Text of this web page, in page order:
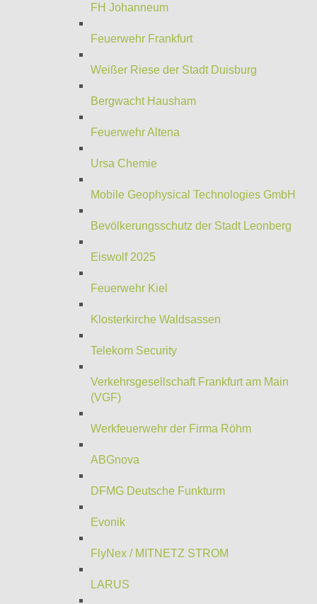
FH Johanneum
Feuerwehr Frankfurt
Weißer Riese der Stadt Duisburg
Bergwacht Hausham
Feuerwehr Altena
Ursa Chemie
Mobile Geophysical Technologies GmbH
Bevölkerungsschutz der Stadt Leonberg
Eiswolf 2025
Feuerwehr Kiel
Klosterkirche Waldsassen
Telekom Security
Verkehrsgesellschaft Frankfurt am Main
(VGF)
Werkfeuerwehr der Firma Röhm
ABGnova
DFMG Deutsche Funkturm
Evonik
FlyNex / MITNETZ STROM
LARUS